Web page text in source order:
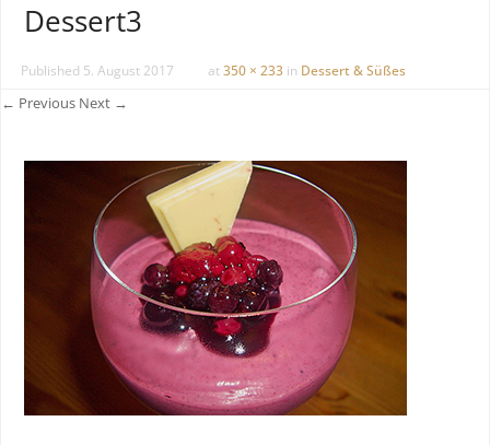
Dessert3
Published 5. August 2017 at350 × 233 in Dessert & Süßes
← Previous Next →